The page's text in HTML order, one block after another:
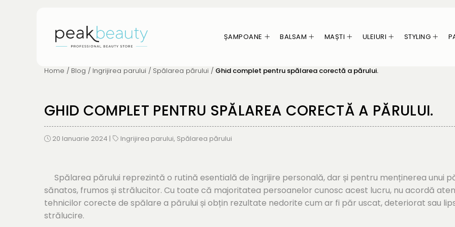
ȘAMPOANE BALSAM MAȘTI ULEIURI STYLING
Home / Blog / Ingrijirea parului / Spălarea părului / Ghid complet pentru spălarea corectă a părului.
GHID COMPLET PENTRU SPĂLAREA CORECTĂ A PĂRULUI.
20 Ianuarie 2024 | Ingrijirea parului, Spălarea părului
Spălarea părului reprezintă o rutină esentială de îngrijire personală, dar și pentru menținerea unui
sănatos, frumos și strălucitor. Cu toate că majoritatea persoanelor cunosc acest lucru, nu acordă
tehnicilor corecte de spălare a părului și obțin rezultate nedorite cum ar fi păr uscat, deteriorat sau
strălucire.